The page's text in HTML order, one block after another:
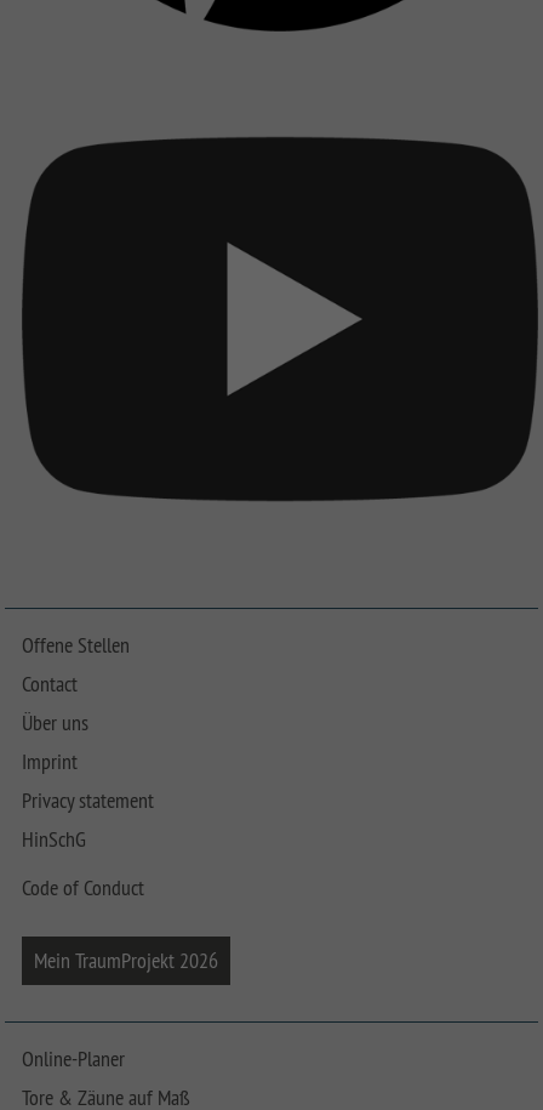
Offene Stellen
Contact
Über uns
Imprint
Privacy statement
HinSchG
Code of Conduct
Mein TraumProjekt 2026
Online-Planer
Tore & Zäune auf Maß